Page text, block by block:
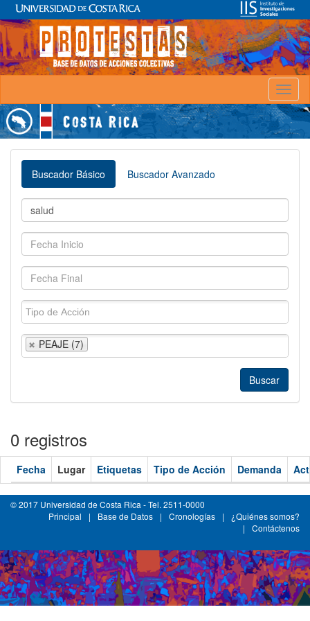
Buscador Básico Buscador Avanzado
PEAJE (7)
0 registros
Fecha Lugar Etiquetas Tipo de Acción Demanda
© 2017 Universidad de Costa Rica - Tel. 2511-0000
Principal
| Base de Datos | Cronologías |
¿Quiénes somos?
|
Contáctenos